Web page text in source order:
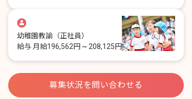
幼稚園教諭 （正社員）
給与 月給196,562円 ~ 208,125円
募集状況を問い合わせる